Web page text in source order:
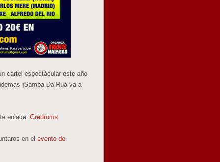
cartel espectácular este año
¡Samba Da Rua va a
enlace: Gredrums
en el evento de